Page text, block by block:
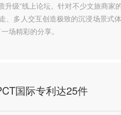
升级”线上论坛。针对不少文旅商家
、多人交互创造极致的沉浸场景式
场精彩的分享。
国际专利达25件